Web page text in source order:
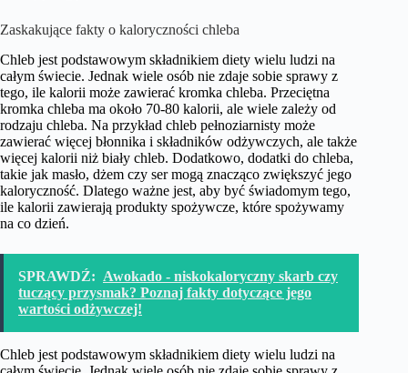
Zaskakujące fakty o kaloryczności chleba
Chleb jest podstawowym składnikiem diety wielu ludzi na
całym świecie. Jednak wiele osób nie zdaje sobie sprawy z
tego, ile kalorii może zawierać kromka chleba. Przeciętna
kromka chleba ma około 70-80 kalorii, ale wiele zależy od
rodzaju chleba. Na przykład chleb pełnoziarnisty może
zawierać więcej błonnika i składników odżywczych, ale także
więcej kalorii niż biały chleb. Dodatkowo, dodatki do chleba,
takie jak masło, dżem czy ser mogą znacząco zwiększyć jego
kaloryczność. Dlatego ważne jest, aby być świadomym tego,
ile kalorii zawierają produkty spożywcze, które spożywamy
na co dzień.
SPRAWDŹ: Awokado - niskokaloryczny skarb czy
tuczący przysmak? Poznaj fakty dotyczące jego
wartości odżywczej!
Chleb jest podstawowym składnikiem diety wielu ludzi na